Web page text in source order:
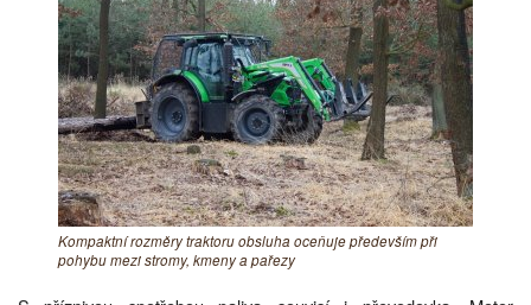
Kompaktní rozměry traktoru obsluha oceňuje především při
pohybu mezi stromy, kmeny a pařezy